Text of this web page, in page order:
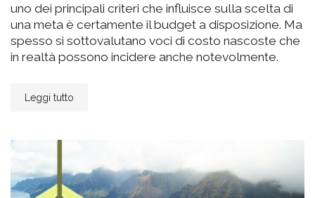
uno dei principali criteri che influisce sulla scelta di
una meta è certamente il budget a disposizione. Ma
spesso si sottovalutano voci di costo nascoste che
in realtà possono incidere anche notevolmente.
Leggi tutto